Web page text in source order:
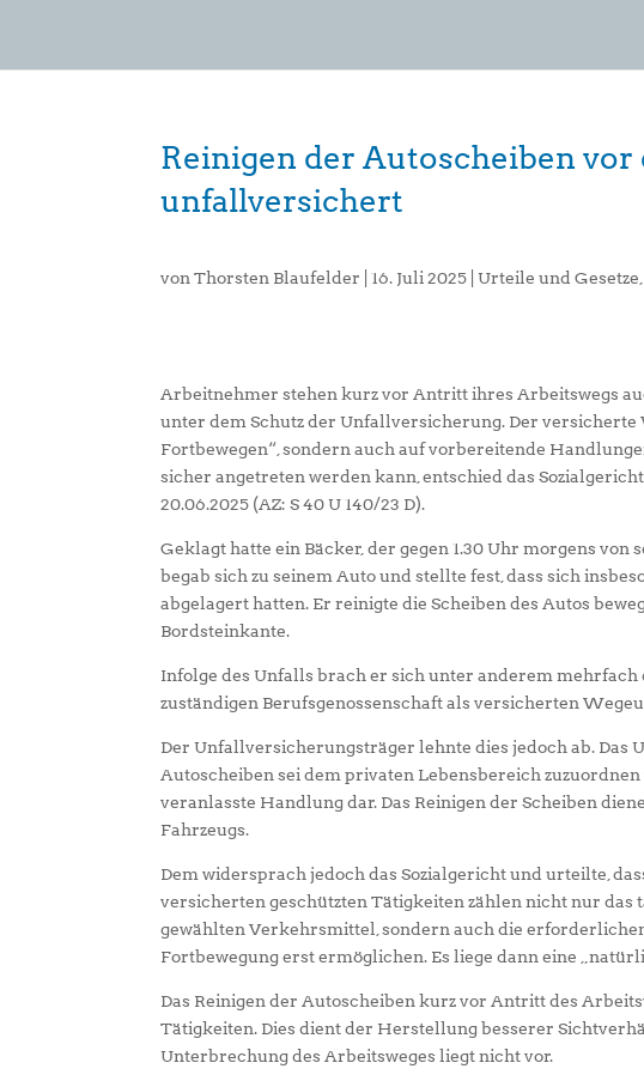
Reinigen der Autoscheiben
unfallversichert
vonThorsten Blaufelder |16. Juli 2025 |Urteile und Gesetze
Arbeitnehmer stehen kurz vor Antritt ihres Arbeitswegs
unter dem Schutz der Unfallversicherung. Der
Fortbewegen“, sondern auch auf vorbereitende
sicher angetreten werden kann, entschied das
20.06.2025 (AZ: S 40 U 140/23 D).
Geklagt hatte ein Bäcker, der gegen 1.30 Uhr morgens
begab sich zu seinem Auto und stellte fest, dass sich
abgelagert hatten. Er reinigte die Scheiben des Autos
Bordsteinkante.
Infolge des Unfalls brach er sich unter anderem
zuständigen Berufsgenossenschaft als versicherten
Der Unfallversicherungsträger lehnte dies jedoch ab. Das
Autoscheiben sei dem privaten Lebensbereich
veranlasste Handlung dar. Das Reinigen der Scheiben
Fahrzeugs.
Dem widersprach jedoch das Sozialgericht und urteilte,
versicherten geschützten Tätigkeiten zählen nicht nur das
gewählten Verkehrsmittel, sondern auch die
Fortbewegung erst ermöglichen. Es liege dann eine
Das Reinigen der Autoscheiben kurz vor Antritt des
Tätigkeiten. Dies dient der Herstellung besserer
Unterbrechung des Arbeitsweges liegt nicht vor.